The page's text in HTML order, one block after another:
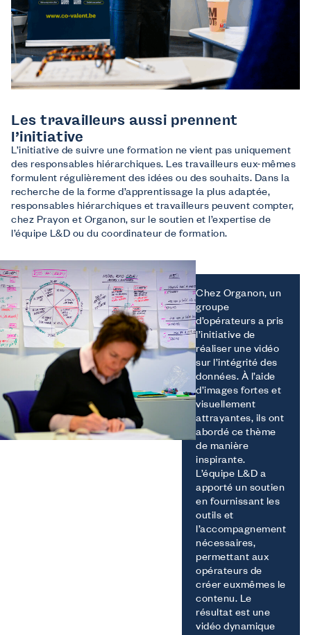
Les travailleurs aussi prennent
l’initiative
L’initiative de suivre une formation ne vient pas uniquement
des responsables hiérarchiques. Les travailleurs eux-mêmes
formulent régulièrement des idées ou des souhaits. Dans la
recherche de la forme d’apprentissage la plus adaptée,
responsables hiérarchiques et travailleurs peuvent compter,
chez Prayon et Organon, sur le soutien et l’expertise de
l’équipe L&D ou du coordinateur de formation.
Chez Organon, un
groupe
d’opérateurs a pris
l’initiative de
réaliser une vidéo
sur l’intégrité des
données. À l’aide
d’images fortes et
visuellement
attrayantes, ils ont
abordé ce thème
de manière
inspirante.
L’équipe L&D a
apporté un soutien
en fournissant les
outils et
l’accompagnement
nécessaires,
permettant aux
opérateurs de
créer euxmêmes le
contenu. Le
résultat est une
vidéo dynamique